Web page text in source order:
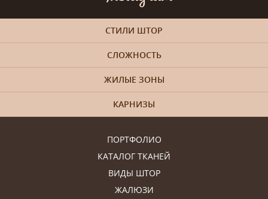
ПОРТФОЛИО
КАТАЛОГ ТКАНЕЙ
ВИДЫ ШТОР
ЖАЛЮЗИ
СТИЛИ ШТОР
СЛОЖНОСТЬ
ЖИЛЫЕ ЗОНЫ
КАРНИЗЫ